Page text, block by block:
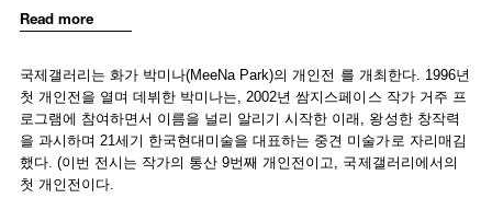
Things are not always what they seem in Park's work. The exhibition's
(cyan, magenta, yellow, black) and RGB (red, green, black). Once the
title's meaning is revealed, it further unveils the themes central to
Park's work: control and manipulation of pre-existing symbols and
codes, pre-fixed standards and formulas. Moreover, these are the
colors that MeeNa Park has chosen to focus on throughout the
exhibition, as seen in her BK paintings, which are both homage and
Read more
국제갤러리는 화가 박미나(MeeNa Park)의 개인전 를 개최한다. 1996년
첫 개인전을 열며 데뷔한 박미나는, 2002년 쌈지스페이스 작가 거주 프
로그램에 참여하면서 이름을 널리 알리기 시작한 이래, 왕성한 창작력
을 과시하며 21세기 한국현대미술을 대표하는 중견 미술가로 자리매김
했다. (이번 전시는 작가의 통산 9번째 개인전이고, 국제갤러리에서의
첫 개인전이다.